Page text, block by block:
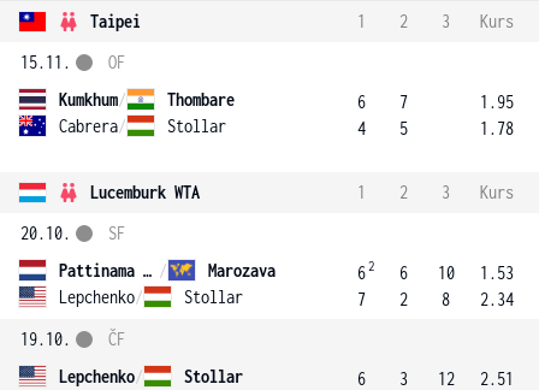
Taipei 1 2 3
Kurs
15.11.
Kumkhum/
Thombare
Cabrera/ Stollar
OF
6
4
7
5
1.95
1.78
Lucemburk WTA 1 2 3
Kurs
20.10.
Pattinama Kerkhove /
Marozava
Lepchenko/ Stollar
SF
62
7
6
2
10
8
1.53
2.34
19.10.
Lepchenko/
Stollar
ČF
6
3
12
2.51